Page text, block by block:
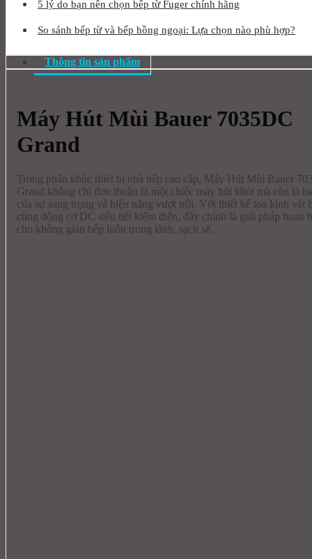
Thông tin sản phẩm
Máy Hút Mùi Bauer 7035DC
Grand
Trong phân khúc thiết bị nhà bếp cao cấp, Máy Hút Mùi Bauer
Grand không chỉ đơn thuần là một chiếc máy hút khói mà còn là
của sự sang trọng và hiệu năng vượt trội. Với thiết kế toa kính vát
cùng động cơ DC siêu tiết kiệm điện, đây chính là giải pháp hoàn
cho không gian bếp luôn trong lành, sạch sẽ.
5 lý do bạn nên chọn bếp từ Fuger chính hãng
So sánh bếp từ và bếp hồng ngoại: Lựa chọn nào phù hợp?